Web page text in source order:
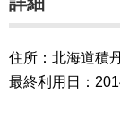
住所：北海道積
最終利用日：